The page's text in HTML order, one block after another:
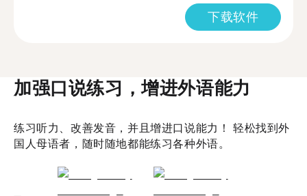
下载软件
加强口说练习，增进外语能力
练习听力、改善发音，并且增进口说能力！ 轻松找到外
国人母语者，随时随地都能练习各种外语。